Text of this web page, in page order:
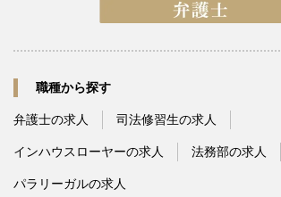
職種から探す
弁護士の求人 司法修習生の求人
インハウスローヤーの求人 法務部の求人
パラリーガルの求人